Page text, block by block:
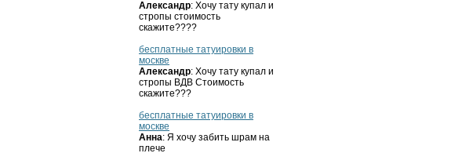
Александр: Хочу тату купал и
стропы стоимость
скажите????
бесплатные татуировки в
москве
Александр: Хочу тату купал и
стропы ВДВ Стоимость
скажите???
бесплатные татуировки в
москве
Анна: Я хочу забить шрам на
плече